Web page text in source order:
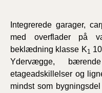
Integrerede garager,
med overflader på
beklædning klasse K1
Ydervægge,
etageadskillelser og
mindst som